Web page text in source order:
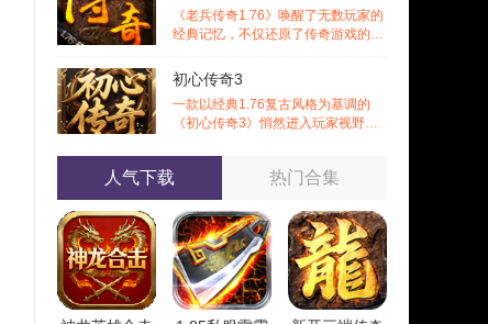
《老兵传奇1.76》唤醒了无数玩家的
经典记忆，不仅还原了传奇游戏的黄
与多
初心传奇3
一款以经典1.76复古风格为基调的
《初心传奇3》悄然进入玩家视野。
更是在
人气下载 热门合集